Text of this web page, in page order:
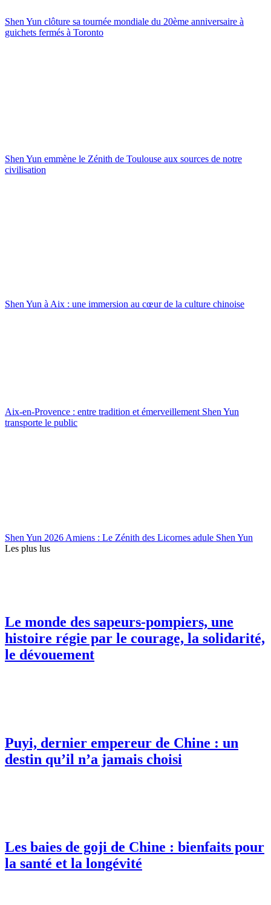
Shen Yun clôture sa tournée mondiale du 20ème anniversaire à
guichets fermés à Toronto
Shen Yun emmène le Zénith de Toulouse aux sources de notre
civilisation
Shen Yun à Aix : une immersion au cœur de la culture chinoise
Aix-en-Provence : entre tradition et émerveillement Shen Yun
transporte le public
Shen Yun 2026 Amiens : Le Zénith des Licornes adule Shen Yun
Les plus lus
Le monde des sapeurs-pompiers, une
histoire régie par le courage, la solidarité,
le dévouement
Puyi, dernier empereur de Chine : un
destin qu’il n’a jamais choisi
Les baies de goji de Chine : bienfaits pour
la santé et la longévité